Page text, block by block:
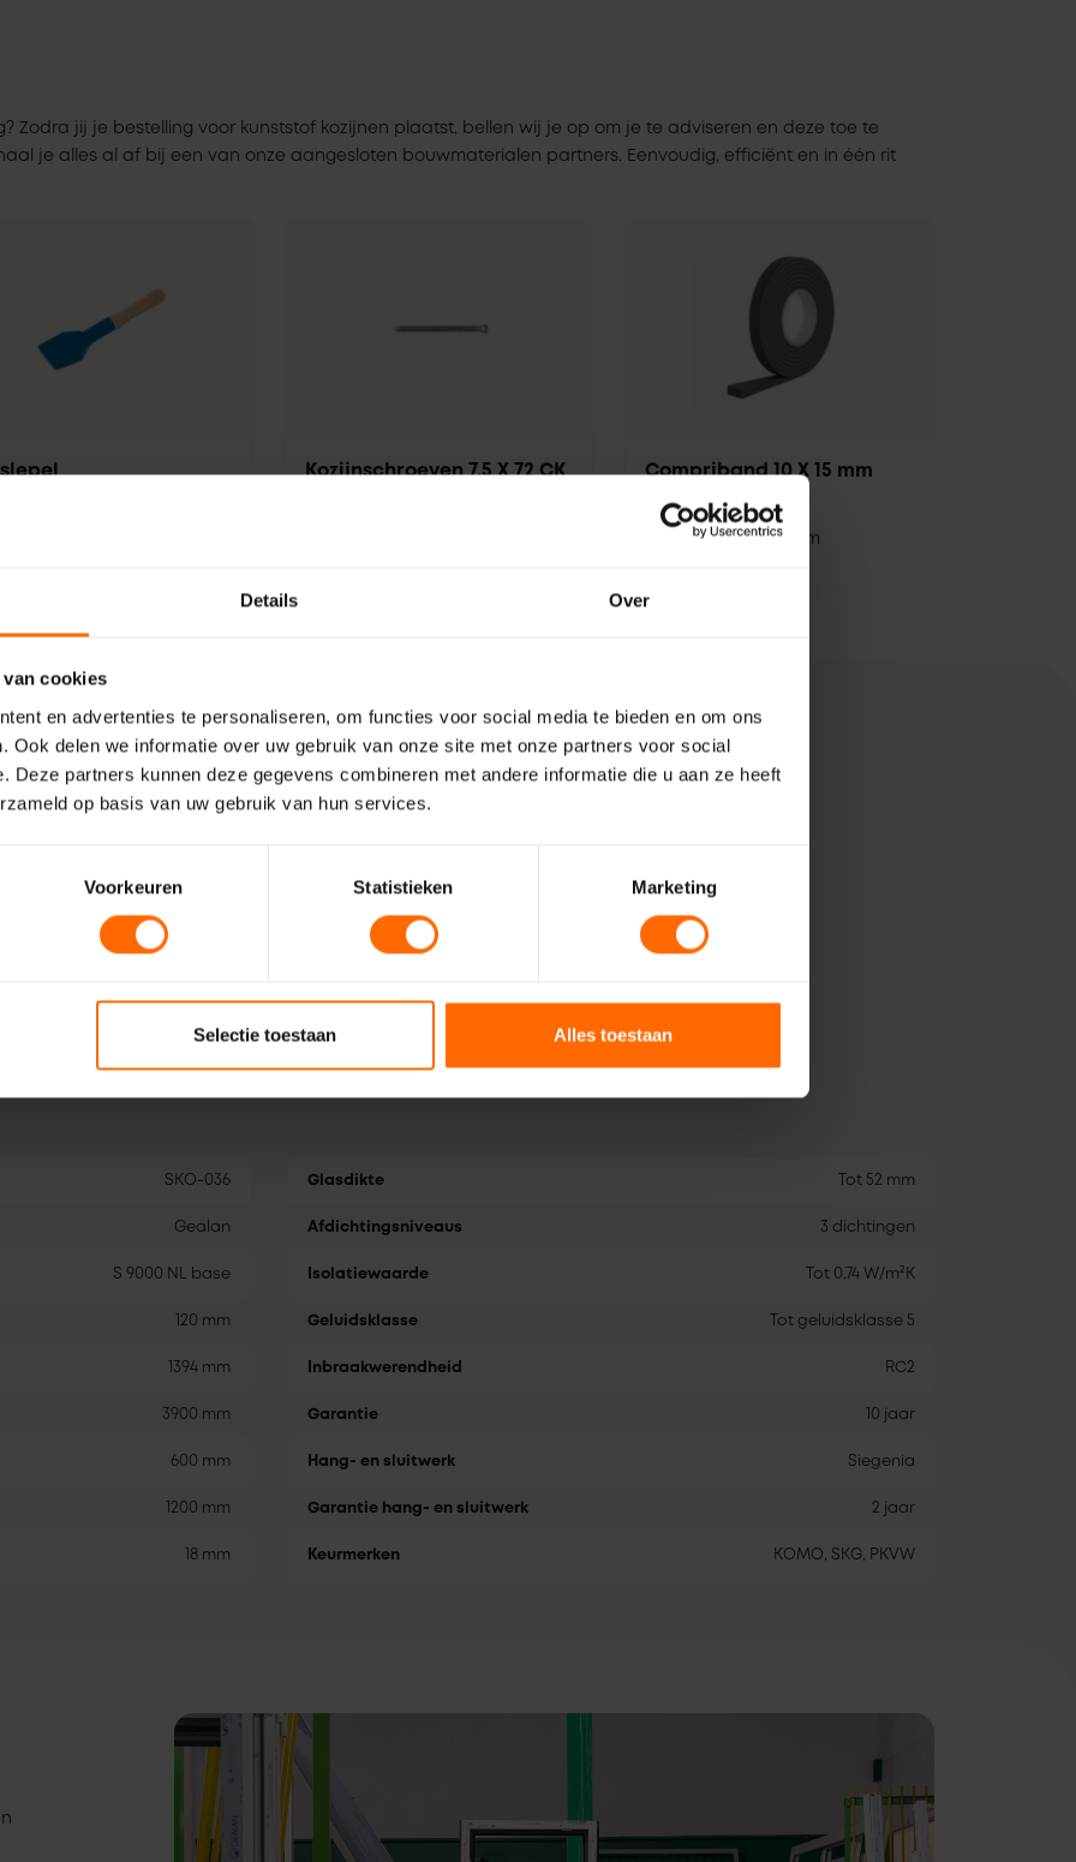
Details Over
van cookies
en advertenties te personaliseren, om functies voor social media te bieden en om ons
Ook delen we informatie over uw gebruik van onze site met onze partners voor social
Deze partners kunnen deze gegevens combineren met andere informatie die u aan ze heeft
op basis van uw gebruik van hun services.
Voorkeuren Statistieken Marketing
Selectie toestaan Alles toestaan
Zodra jij je bestelling voor kunststof kozijnen plaatst, bellen wij je op om je te adviseren en deze toe te
je alles al af bij een van onze aangesloten bouwmaterialen partners. Eenvoudig, efficiënt en in één rit
Kozijnschroeven 7.5 X 72 CK
Compriband 10 X 15 mm
Voegband met
polyurethaanschuim
en een vast glaspaneel
en voeg
houtnerf folie,
om het ideale kozijn te
het Gealan kozijnprofiel
een stevige
Stel hierboven jouw op
Uitstekende isolatiewaarden
Optimale luchtcirculatie
SKO-036
Gealan
S 9000 NL base
120 mm
1394 mm
3900 mm
600 mm
1200 mm
18 mm
Glasdikte Tot 52 mm
Afdichtingsniveaus 3 dichtingen
Isolatiewaarde Tot 0,74 W/m²K
Geluidsklasse Tot geluidsklasse 5
Inbraakwerendheid RC2
Garantie 10 jaar
Hang- en sluitwerk Siegenia
Garantie hang- en sluitwerk 2 jaar
Keurmerken KOMO, SKG, PKVW